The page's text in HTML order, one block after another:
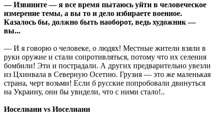
— Извините — я все время пытаюсь уйти в человеческое
измерение темы, а вы то и дело избираете военное.
Казалось бы, должно быть наоборот, ведь художник —
вы...
— И я говорю о человеке, о людях! Местные жители взяли в
руки оружие и стали сопротивляться, потому что их селения
бомбили! Эти и пострадали. А других предварительно увезли
из Цхинвала в Северную Осетию. Грузия — это же маленькая
страна, черт возьми! Если б русские попробовали двинуться
на Украину, они бы увидели, что с ними стало!..
Иоселиани vs Иоселиани